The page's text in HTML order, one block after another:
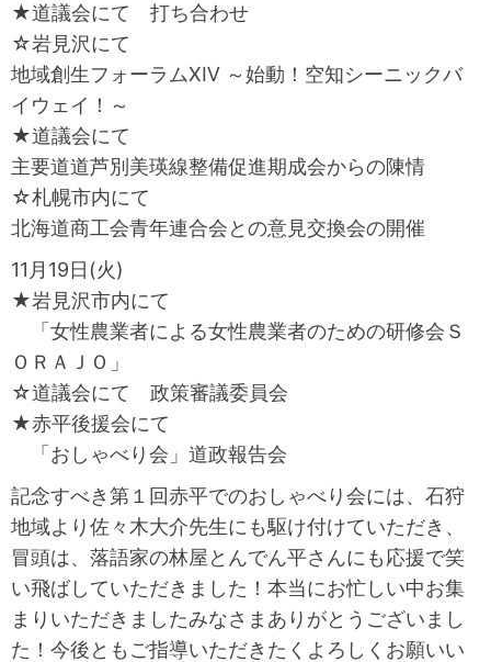
★道議会にて 打ち合わせ
☆岩見沢にて
地域創生フォーラムⅩⅣ ～始動！空知シーニックバ
イウェイ！～
★道議会にて
主要道道芦別美瑛線整備促進期成会からの陳情
☆札幌市内にて
北海道商工会青年連合会との意見交換会の開催
11月19日(火)
★岩見沢市内にて
「女性農業者による女性農業者のための研修会Ｓ
ＯＲＡＪＯ」
☆道議会にて 政策審議委員会
★赤平後援会にて
「おしゃべり会」道政報告会
記念すべき第１回赤平でのおしゃべり会には、石狩
地域より佐々木大介先生にも駆け付けていただき、
冒頭は、落語家の林屋とんでん平さんにも応援で笑
い飛ばしていただきました！本当にお忙しい中お集
まりいただきましたみなさまありがとうございまし
た！今後ともご指導いただきたくよろしくお願いい